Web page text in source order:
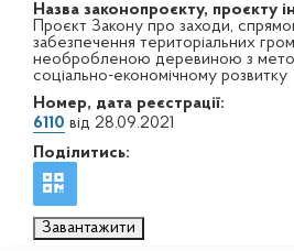
Назва законопроєкту, проєкту
Проєкт Закону про заходи,
забезпечення територіальних
необробленою деревиною з
соціально-економічному розвитку
Номер, дата реєстрації:
6110 від 28.09.2021
Поділитись:
Завантажити